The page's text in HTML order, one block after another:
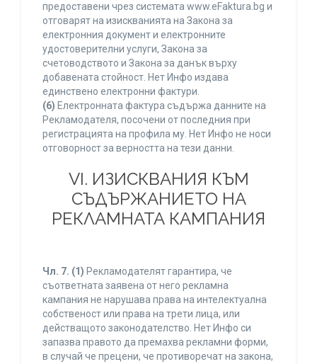
предоставени чрез системата www.eFaktura.bg и
отговарят на изискванията на Закона за
електронния документ и електронните
удостоверителни услуги, Закона за
счетоводството и Закона за данък върху
добавената стойност. Нет Инфо издава
единствено електронни фактури.
(6) Електронната фактура съдържа данните на
Рекламодателя, посочени от последния при
регистрацията на профила му. Нет Инфо не носи
отговорност за верността на тези данни.
VI. ИЗИСКВАНИЯ КЪМ
СЪДЪРЖАНИЕТО НА
РЕКЛАМНАТА КАМПАНИЯ
Чл. 7. (1) Рекламодателят гарантира, че
съответната заявена от него рекламна
кампания не нарушава права на интелектуална
собственост или права на трети лица, или
действащото законодателство. Нет Инфо си
запазва правото да премахва рекламни форми,
в случай че прецени, че противоречат на закона,